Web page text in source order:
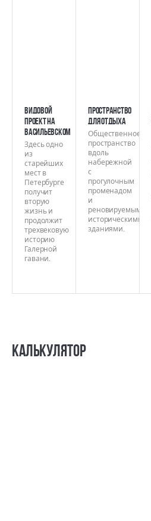
Видовой
проект на
Васильевском
Здесь одно
из
старейших
мест в
Петербурге
получит
вторую
жизнь и
продолжит
трехвековую
историю
Галерной
гавани.
Пространство
для отдыха
Общественное
пространство
вдоль
набережной
с
прогулочным
променадом
и
реновируемыми
историческими
зданиями.
Калькулятор